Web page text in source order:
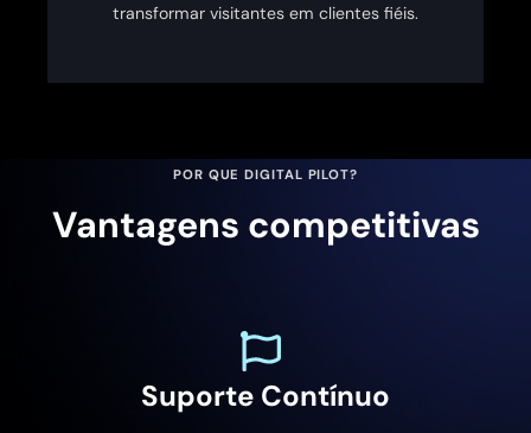
transformar visitantes em clientes fiéis.
POR QUE DIGITAL PILOT?
Vantagens competitivas
Suporte Contínuo